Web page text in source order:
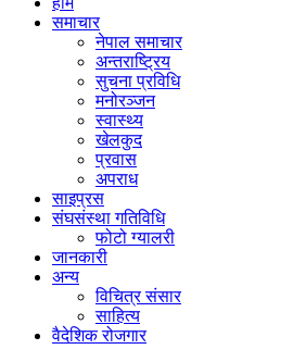
समाचार
नेपाल समाचार
अन्तराष्ट्रिय
सुचना प्रविधि
मनोरञ्जन
स्वास्थ्य
खेलकुद
प्रवास
अपराध
साइप्रस
संघसंस्था गतिविधि
फोटो ग्यालरी
जानकारी
अन्य
विचित्र संसार
साहित्य
वैदेशिक रोजगार